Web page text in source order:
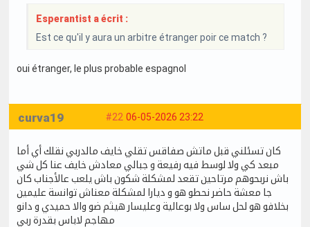
Esperantist a écrit :
Est ce qu'il y aura un arbitre étranger poir ce match ?
oui étranger, le plus probable espagnol
#22 06-05-2026 23:22
curva19
كان تسئلني قبل ماتش صفاقس تقلي خايف مالدربي نقلك أي أما
مبعد كي ولا لوسط فيه رفيعة و جبالي معادش خايف عنا كل شي
باش نربحوهم مرتاحين تقعد لمشكلة شكون باش يلعب عالأجناب كان
جا معشة حاضر نحطو هو و ديارا لمشكلة معناش توانسة عليمين
بخلافو هو لحل ساس ولا بوعالية وعليسار هيثم ضو والا حميدي و دانو
مهاجم لاباس بقدرة ربي